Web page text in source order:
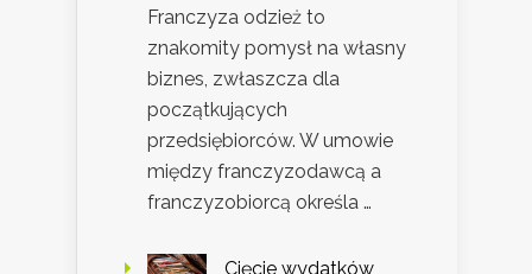
Franczyza odzież to
znakomity pomysł na własny
biznes, zwłaszcza dla
początkujących
przedsiębiorców. W umowie
między franczyzodawcą a
franczyzobiorcą określa …
Cięcie wydatków